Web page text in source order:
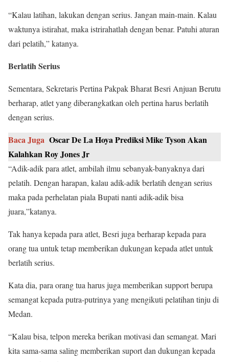
“Kalau latihan, lakukan dengan serius. Jangan main-main. Kalau
waktunya istirahat, maka istrirahatlah dengan benar. Patuhi aturan
dari pelatih,” katanya.
Berlatih Serius
Sementara, Sekretaris Pertina Pakpak Bharat Besri Anjuan Berutu
berharap, atlet yang diberangkatkan oleh pertina harus berlatih
dengan serius.
Baca Juga Oscar De La Hoya Prediksi Mike Tyson Akan
Kalahkan Roy Jones Jr
“Adik-adik para atlet, ambilah ilmu sebanyak-banyaknya dari
pelatih. Dengan harapan, kalau adik-adik berlatih dengan serius
maka pada perhelatan piala Bupati nanti adik-adik bisa
juara,”katanya.
Tak hanya kepada para atlet, Besri juga berharap kepada para
orang tua untuk tetap memberikan dukungan kepada atlet untuk
berlatih serius.
Kata dia, para orang tua harus juga memberikan support berupa
semangat kepada putra-putrinya yang mengikuti pelatihan tinju di
Medan.
“Kalau bisa, telpon mereka berikan motivasi dan semangat. Mari
kita sama-sama saling memberikan suport dan dukungan kepada